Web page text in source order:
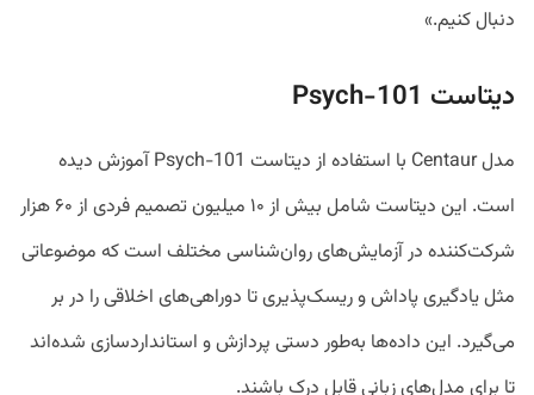
دنبال کنیم.»
دیتاست Psych-101
مدل Centaur با استفاده از دیتاست Psych-101 آموزش دیده
است. این دیتاست شامل بیش از ۱۰ میلیون تصمیم فردی از ۶۰ هزار
شرکت‌کننده در آزمایش‌های روان‌شناسی مختلف است که موضوعاتی
مثل یادگیری پاداش و ریسک‌پذیری تا دوراهی‌های اخلاقی را در بر
می‌گیرد. این داده‌ها به‌طور دستی پردازش و استانداردسازی شده‌اند
تا برای مدل‌های زبانی قابل درک باشند.